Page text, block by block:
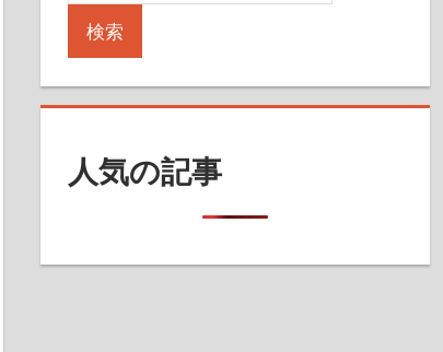
検索
人気の記事